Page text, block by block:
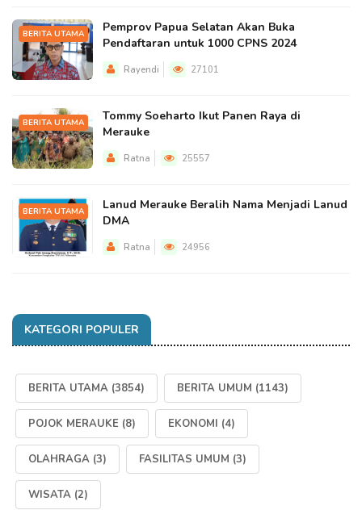
BERITA UTAMA
Pemprov Papua Selatan Akan Buka
Pendaftaran untuk 1000 CPNS 2024
Rayendi 27101
BERITA UTAMA
Tommy Soeharto Ikut Panen Raya di
Merauke
Ratna 25557
BERITA UTAMA
Lanud Merauke Beralih Nama Menjadi Lanud
DMA
Ratna 24956
KATEGORI POPULER
BERITA UTAMA (3854) BERITA UMUM (1143)
POJOK MERAUKE (8) EKONOMI (4)
OLAHRAGA (3) FASILITAS UMUM (3)
WISATA (2)